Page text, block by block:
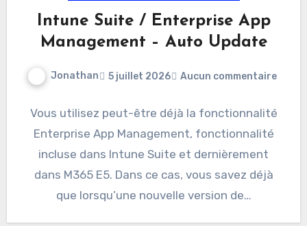
Intune Suite / Enterprise App
Management – Auto Update
Jonathan 5 juillet 2026 Aucun commentaire
Vous utilisez peut-être déjà la fonctionnalité
Enterprise App Management, fonctionnalité
incluse dans Intune Suite et dernièrement
dans M365 E5. Dans ce cas, vous savez déjà
que lorsqu’une nouvelle version de…